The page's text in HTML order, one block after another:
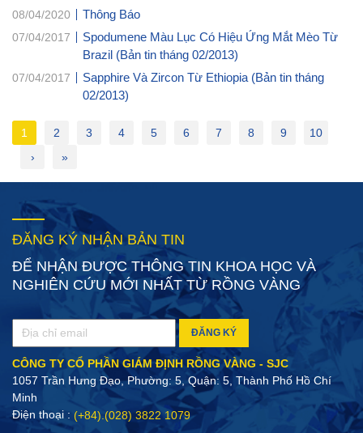
08/04/2020 Thông Báo
07/04/2017
Spodumene Màu Lục Có Hiệu Ứng Mắt Mèo Từ
Brazil (Bản tin tháng 02/2013)
07/04/2017
Sapphire Và Zircon Từ Ethiopia (Bản tin tháng
02/2013)
1 2 3 4 5 6 7 8 9
10
›
»
ĐĂNG KÝ NHẬN BẢN TIN
ĐỂ NHẬN ĐƯỢC THÔNG TIN KHOA HỌC VÀ
NGHIÊN CỨU MỚI NHẤT TỪ RỒNG VÀNG
ĐĂNG KÝ
CÔNG TY CỔ PHẦN GIÁM ĐỊNH RỒNG VÀNG - SJC
1057 Trần Hưng Đạo, Phường: 5, Quận: 5, Thành Phố Hồ Chí
Minh
Điện thoại : (+84).(028) 3822 1079